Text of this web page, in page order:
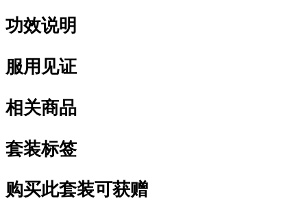
功效说明
服用见证
相关商品
套装标签
购买此套装可获赠